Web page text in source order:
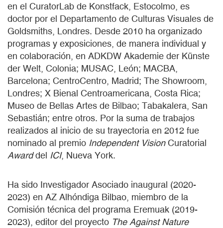
en el CuratorLab de Konstfack, Estocolmo, es
doctor por el Departamento de Culturas Visuales de
Goldsmiths, Londres. Desde 2010 ha organizado
programas y exposiciones, de manera individual y
en colaboración, en ADKDW Akademie der Künste
der Welt, Colonia; MUSAC, León; MACBA,
Barcelona; CentroCentro, Madrid; The Showroom,
Londres; X Bienal Centroamericana, Costa Rica;
Museo de Bellas Artes de Bilbao; Tabakalera, San
Sebastián; entre otros. Por la suma de trabajos
realizados al inicio de su trayectoria en 2012 fue
nominado al premio Independent VisionCuratorial
Awarddel ICI, Nueva York.
Ha sido Investigador Asociado inaugural (2020-
2023) en AZ Alhóndiga Bilbao, miembro de la
Comisión técnica del programa Eremuak (2019-
2023), editor del proyecto The Against Nature